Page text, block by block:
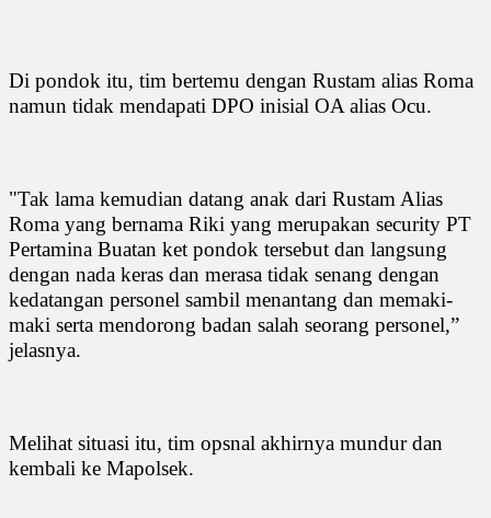
Di pondok itu, tim bertemu dengan Rustam alias Roma
namun tidak mendapati DPO inisial OA alias Ocu.
"Tak lama kemudian datang anak dari Rustam Alias
Roma yang bernama Riki yang merupakan security PT
Pertamina Buatan ket pondok tersebut dan langsung
dengan nada keras dan merasa tidak senang dengan
kedatangan personel sambil menantang dan memaki-
maki serta mendorong badan salah seorang personel,”
jelasnya.
Melihat situasi itu, tim opsnal akhirnya mundur dan
kembali ke Mapolsek.